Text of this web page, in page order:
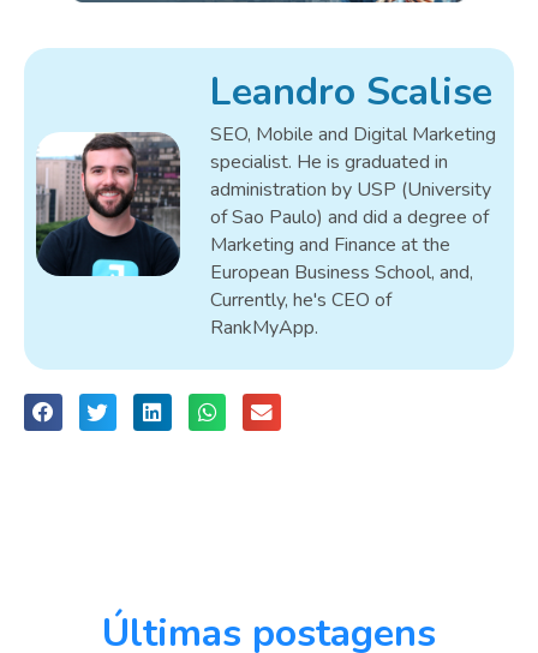
Leandro Scalise
SEO, Mobile and Digital Marketing
specialist. He is graduated in
administration by USP (University
of Sao Paulo) and did a degree of
Marketing and Finance at the
European Business School, and,
Currently, he's CEO of
RankMyApp.
Últimas postagens